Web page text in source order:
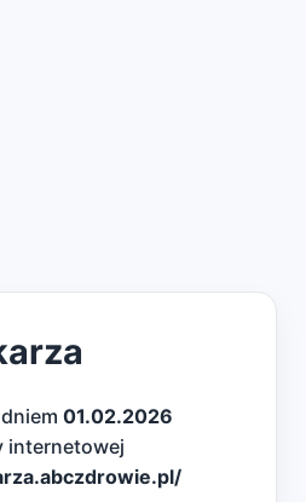
01.02.2026
internetowej